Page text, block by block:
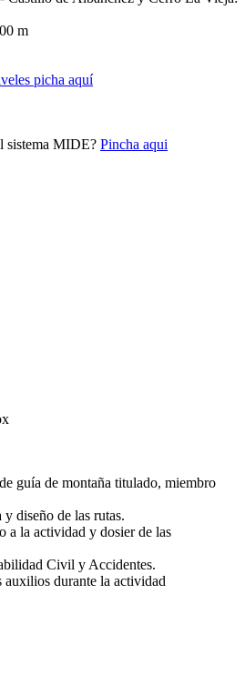
m
picha aquí
sistema MIDE? Pincha aqui
guía de montaña titulado, miembro
diseño de las rutas.
a la actividad y dosier de las
Civil y Accidentes.
durante la actividad